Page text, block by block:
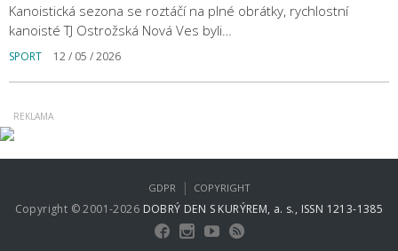
Kanoistická sezona se roztáčí na plné obrátky, rychlostní
kanoisté TJ Ostrožská Nová Ves byli…
SPORT 12 / 05 / 2026
Copyright © 2001-2026 DOBRÝ DEN S KURÝREM, a. s., ISSN 1213-1385
GDPR | COPYRIGHT